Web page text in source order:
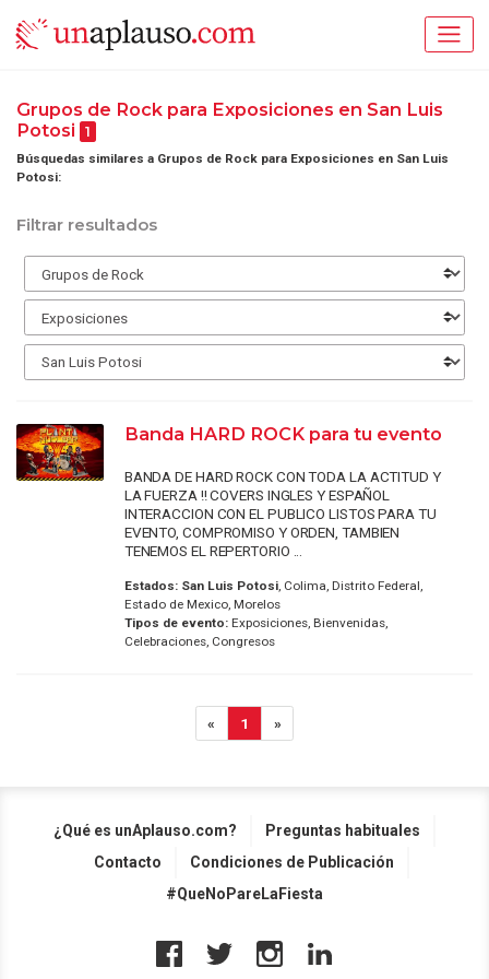
Grupos de Rock para Exposiciones en San Luis
Potosi
1
Búsquedas similares a Grupos de Rock para Exposiciones en San Luis
Potosi:
Filtrar resultados
Banda HARD ROCK para tu evento
BANDA DE HARD ROCK CON TODA LA ACTITUD Y
LA FUERZA !! COVERS INGLES Y ESPAÑOL
INTERACCION CON EL PUBLICO LISTOS PARA TU
EVENTO, COMPROMISO Y ORDEN, TAMBIEN
TENEMOS EL REPERTORIO ...
Estados: San Luis Potosi, Colima, Distrito Federal,
Estado de Mexico, Morelos
Tipos de evento:Exposiciones, Bienvenidas,
Celebraciones, Congresos
« 1 »
¿Qué es unAplauso.com?
Preguntas habituales
Contacto
Condiciones de Publicación
#QueNoPareLaFiesta